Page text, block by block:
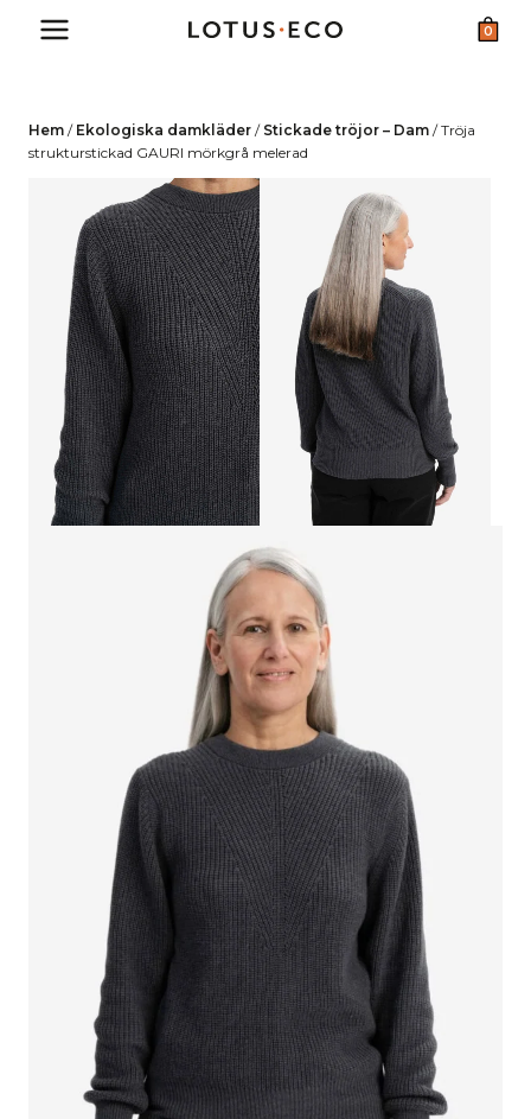
0
Hem / Ekologiska damkläder / Stickade tröjor – Dam /Tröja
strukturstickad GAURI mörkgrå melerad